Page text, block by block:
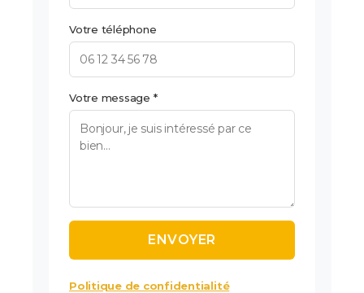
Votre téléphone
Votre message *
Politique de confidentialité